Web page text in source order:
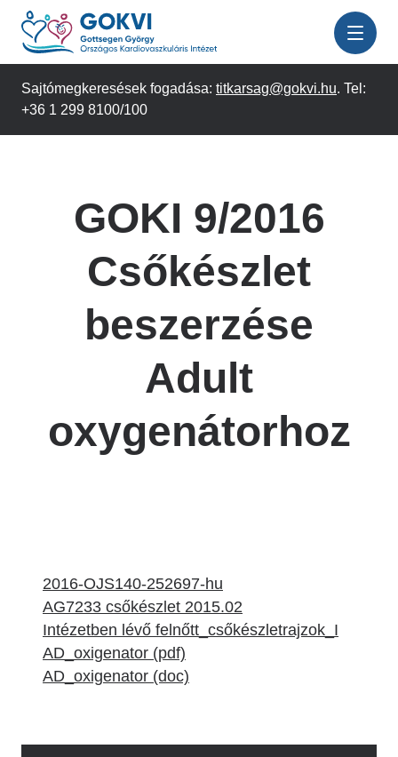
Ugrás
tartalomra
Sajtómegkeresések fogadása: titkarsag@gokvi.hu. Tel:
+36 1 299 8100/100
GOKI 9/2016
Csőkészlet
beszerzése
Adult
oxygenátorhoz
2016-OJS140-252697-hu
AG7233 csőkészlet 2015.02
Intézetben lévő felnőtt_csőkészletrajzok_I
AD_oxigenator (pdf)
AD_oxigenator (doc)